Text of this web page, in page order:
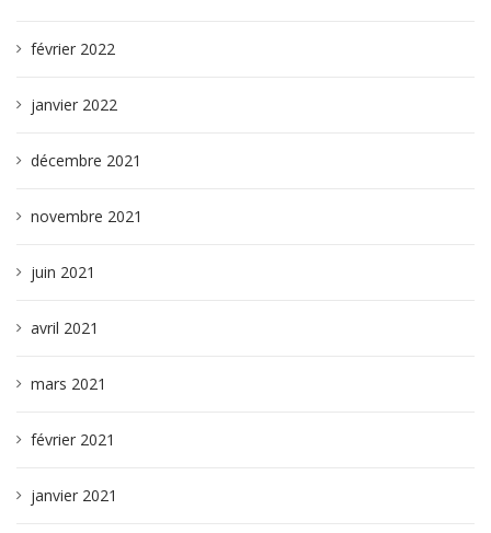
février 2022
janvier 2022
décembre 2021
novembre 2021
juin 2021
avril 2021
mars 2021
février 2021
janvier 2021